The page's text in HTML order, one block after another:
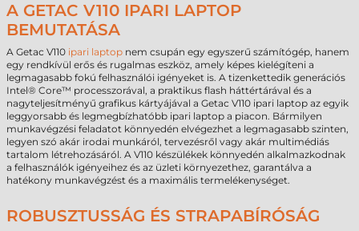
A GETAC V110 IPARI LAPTOP
BEMUTATÁSA
A Getac V110 ipari laptop nem csupán egy egyszerű számítógép, hanem
egy rendkívül erős és rugalmas eszköz, amely képes kielégíteni a
legmagasabb fokú felhasználói igényeket is. A tizenkettedik generációs
Intel® Core™ processzorával, a praktikus flash háttértárával és a
nagyteljesítményű grafikus kártyájával a Getac V110 ipari laptop az egyik
leggyorsabb és legmegbízhatóbb ipari laptop a piacon. Bármilyen
munkavégzési feladatot könnyedén elvégezhet a legmagasabb szinten,
legyen szó akár irodai munkáról, tervezésről vagy akár multimédiás
tartalom létrehozásáról. A V110 készülékek könnyedén alkalmazkodnak
a felhasználók igényeihez és az üzleti környezethez, garantálva a
hatékony munkavégzést és a maximális termelékenységet.
ROBUSZTUSSÁG ÉS STRAPABÍRÓSÁG